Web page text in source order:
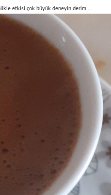
etkisi çok büyük deneyin derim....